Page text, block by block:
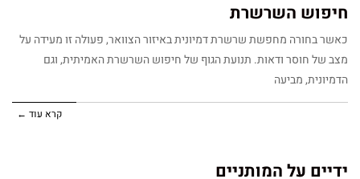
חיפוש השרשרת
כאשר בחורה מחפשת שרשרת דמיונית באיזור הצוואר, פעולה זו מעידה על
מצב של חוסר ודאות. תנועת הגוף של חיפוש השרשרת האמיתית, וגם
הדמיונית, מביעה
קרא עוד ←
ידיים על המותניים